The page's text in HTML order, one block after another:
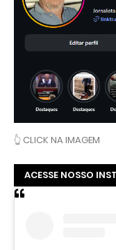
👆 CLICK NA IMAGEM
ACESSE NOSSO